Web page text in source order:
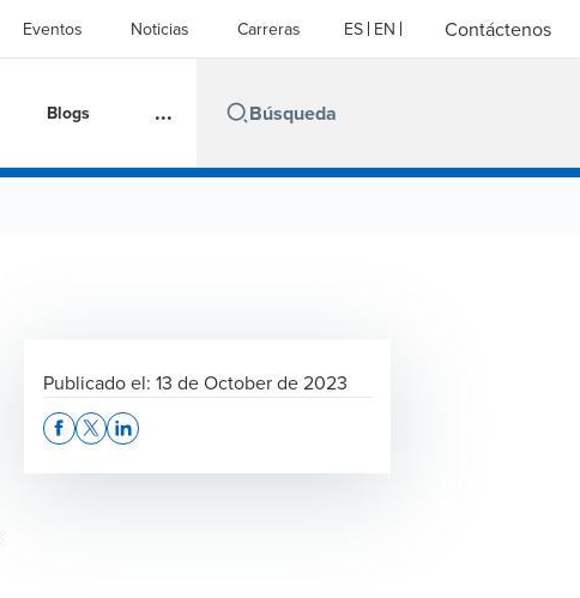
Eventos Noticias Carreras ES EN Contáctenos
Blogs ...
Publicado el: 13 de October de 2023